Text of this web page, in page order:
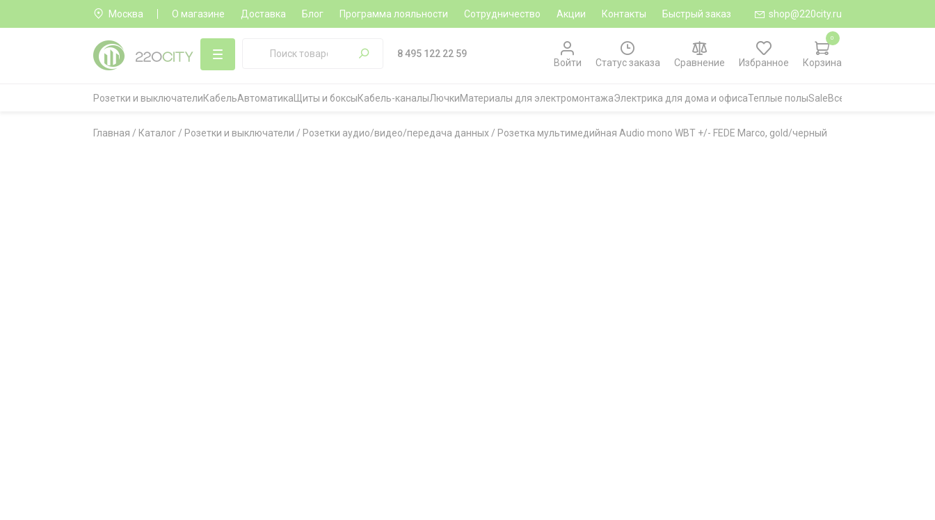
Москва О магазине Доставка Блог Программа лояльности Сотрудничество Акции Контакты Быстрый заказ shop@220city.ru
8 495 122 22 59
Войти
Статус заказа Сравнение Избранное Корзина
0
Розетки и выключателиКабельАвтоматика Щиты и боксыКабель-каналыЛючкиМатериалы для электромонтажаЭлектрика для дома и офисаТеплые полыSaleВсе категории
Главная / Каталог / Розетки и выключатели / Розетки аудио/видео/передача данных / Розетка мультимедийная Audio mono WBT +/- FEDE Marco, gold/черный